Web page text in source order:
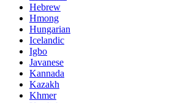
Hebrew
Hmong
Hungarian
Icelandic
Igbo
Javanese
Kannada
Kazakh
Khmer